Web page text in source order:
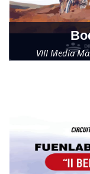
VIII Media